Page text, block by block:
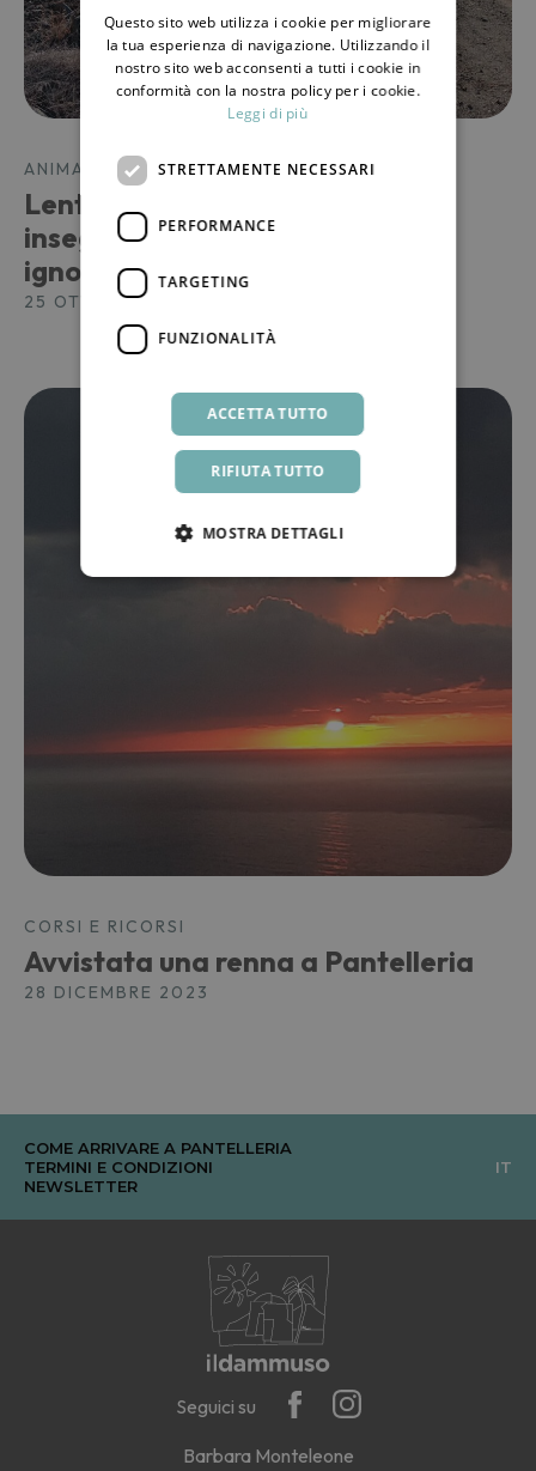
ANIMALI E PIANTE
Lentezza e natura: Pantelleria
insegna a vedere il verde che
ignoriamo
25 OTTOBRE 2024
CORSI E RICORSI
Avvistata una renna a Pantelleria
28 DICEMBRE 2023
COME ARRIVARE A PANTELLERIA
TERMINI E CONDIZIONI
NEWSLETTER
IT
Seguici su
Barbara Monteleone
ENGLISH
Questo sito web utilizza i cookie per migliorare
la tua esperienza di navigazione. Utilizzando il
nostro sito web acconsenti a tutti i cookie in
conformità con la nostra policy per i cookie.
Leggi di più
STRETTAMENTE NECESSARI
PERFORMANCE
TARGETING
FUNZIONALITÀ
ACCETTA TUTTO
RIFIUTA TUTTO
MOSTRA DETTAGLI